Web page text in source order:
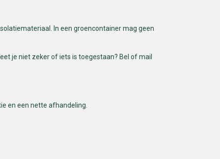
In een groencontainer mag geen
je niet zeker of iets is toegestaan? Bel of mail
en een nette afhandeling.